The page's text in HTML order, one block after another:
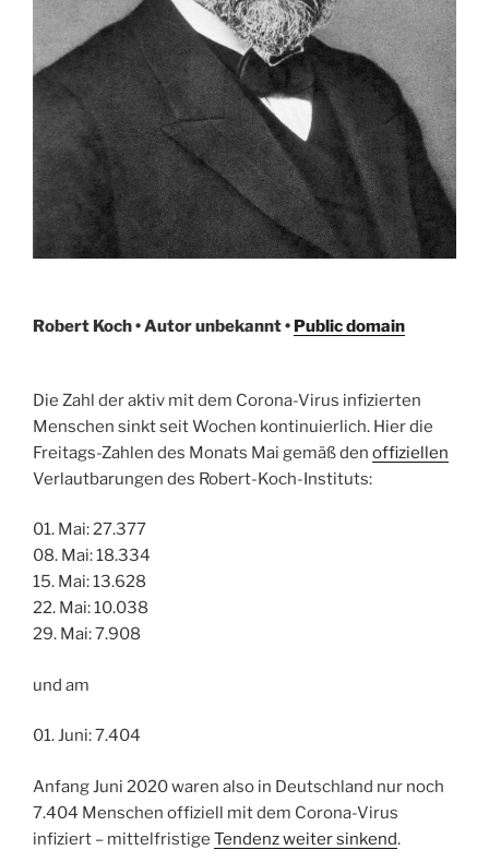
Robert Koch • Autor unbekannt • Public domain
Die Zahl der aktiv mit dem Corona-Virus infizierten
Menschen sinkt seit Wochen kontinuierlich. Hier die
Freitags-Zahlen des Monats Mai gemäß den offiziellen
Verlautbarungen des Robert-Koch-Instituts:
01. Mai: 27.377
08. Mai: 18.334
15. Mai: 13.628
22. Mai: 10.038
29. Mai: 7.908
und am
01. Juni: 7.404
Anfang Juni 2020 waren also in Deutschland nur noch
7.404 Menschen offiziell mit dem Corona-Virus
infiziert – mittelfristige Tendenz weiter sinkend.